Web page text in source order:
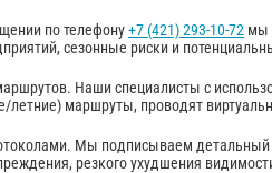
по телефону+7 (421) 293-10-72 мы
сезонные риски и
Наши специалисты с
маршруты, проводят
Мы подписываем
резкого ухудшения